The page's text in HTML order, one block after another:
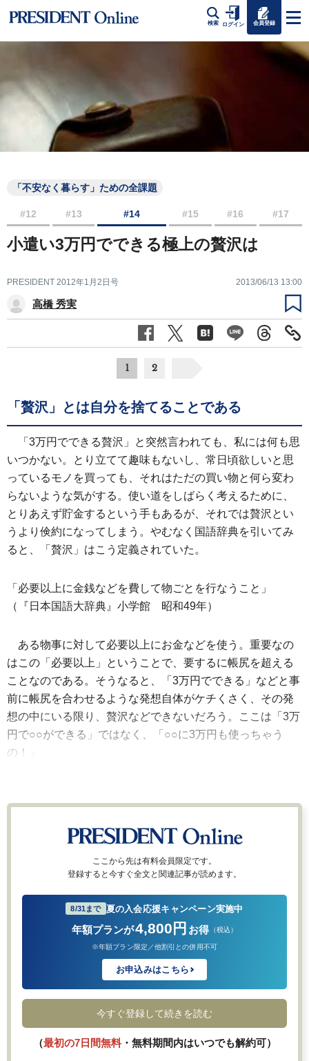
検索 ログイン 会員登録
「不安なく暮らす」ための全課題
#12 #13 #14 #15 #16 #17
小遣い3万円でできる極上の贅沢は
PRESIDENT 2012年1月2日号 2013/06/13 13:00
高橋 秀実
1 2
「贅沢」とは自分を捨てることである
「3万円でできる贅沢」と突然言われても、私には何も思
いつかない。とり立てて趣味もないし、常日頃欲しいと思
っているモノを買っても、それはただの買い物と何ら変わ
らないような気がする。使い道をしばらく考えるために、
とりあえず貯金するという手もあるが、それでは贅沢とい
うより倹約になってしまう。やむなく国語辞典を引いてみ
ると、「贅沢」はこう定義されていた。
「必要以上に金銭などを費して物ごとを行なうこと」
（『日本国語大辞典』小学館 昭和49年）
ある物事に対して必要以上にお金などを使う。重要なの
はこの「必要以上」ということで、要するに帳尻を超える
ことなのである。そうなると、「3万円でできる」などと事
前に帳尻を合わせるような発想自体がケチくさく、その発
想の中にいる限り、贅沢などできないだろう。ここは「3万
円で○○ができる」ではなく、「○○に3万円も使っちゃう
の！」
ここから先は有料会員限定です。
登録すると今すぐ全文と関連記事が読めます。
8/31まで 夏の入会応援キャンペーン実施中
年額プランが4,800円 お得 （税込）
※年額プラン限定／他割引との併用不可
お申込みはこちら
今すぐ登録して続きを読む
（最初の7日間無料・無料期間内はいつでも解約可）